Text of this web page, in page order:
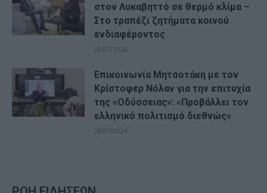
στον Λυκαβηττό σε θερμό κλίμα –
Στο τραπέζι ζητήματα κοινού
ενδιαφέροντος
28/07/2026
Επικοινωνία Μητσοτάκη με τον
Κρίστοφερ Νόλαν για την επιτυχία
της «Οδύσσειας»: «Προβάλλει τον
ελληνικό πολιτισμό διεθνώς»
28/07/2026